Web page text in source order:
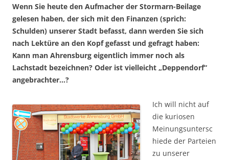
Wenn Sie heute den Aufmacher der Stormarn-Beilage
gelesen haben, der sich mit den Finanzen (sprich:
Schulden) unserer Stadt befasst, dann werden Sie sich
nach Lektüre an den Kopf gefasst und gefragt haben:
Kann man Ahrensburg eigentlich immer noch als
Lachstadt bezeichnen? Oder ist vielleicht „Deppendorf“
angebrachter…?
Ich will nicht auf
die kuriosen
Meinungsuntersc
hiede der Parteien
zu unserer